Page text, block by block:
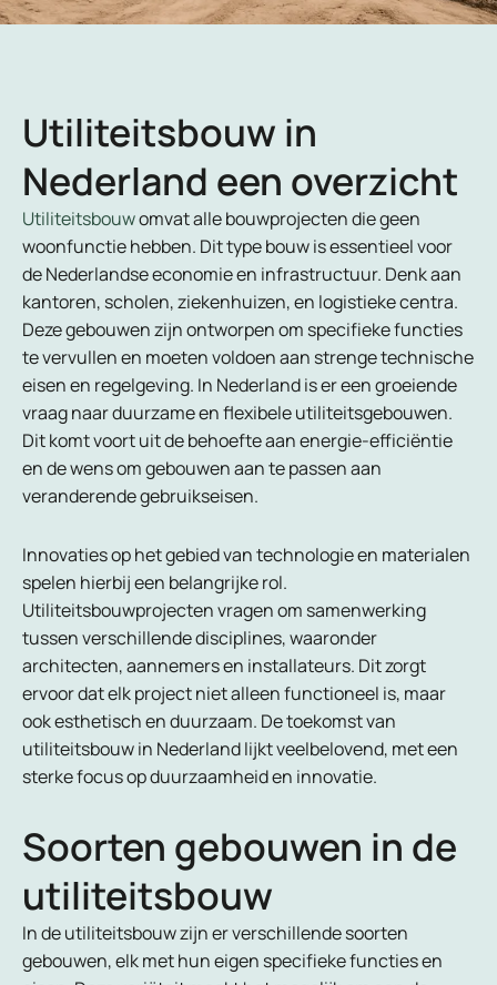
Utiliteitsbouw in
Nederland een overzicht
Utiliteitsbouwomvat alle bouwprojecten die geen
woonfunctie hebben. Dit type bouw is essentieel voor
de Nederlandse economie en infrastructuur. Denk aan
kantoren, scholen, ziekenhuizen, en logistieke centra.
Deze gebouwen zijn ontworpen om specifieke functies
te vervullen en moeten voldoen aan strenge technische
eisen en regelgeving. In Nederland is er een groeiende
vraag naar duurzame en flexibele utiliteitsgebouwen.
Dit komt voort uit de behoefte aan energie-efficiëntie
en de wens om gebouwen aan te passen aan
veranderende gebruikseisen.
Innovaties op het gebied van technologie en materialen
spelen hierbij een belangrijke rol.
Utiliteitsbouwprojecten vragen om samenwerking
tussen verschillende disciplines, waaronder
architecten, aannemers en installateurs. Dit zorgt
ervoor dat elk project niet alleen functioneel is, maar
ook esthetisch en duurzaam. De toekomst van
utiliteitsbouw in Nederland lijkt veelbelovend, met een
sterke focus op duurzaamheid en innovatie.
Soorten gebouwen in de
utiliteitsbouw
In de utiliteitsbouw zijn er verschillende soorten
gebouwen, elk met hun eigen specifieke functies en